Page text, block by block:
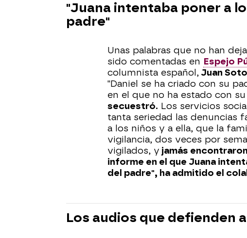
"Juana intentaba poner a
padre"
Unas palabras que no han
sido comentadas en Espejo
columnista español,Juan Soto
"Daniel se ha criado con su
en el que no ha estado con
secuestró. Los servicios
tanta seriedad las denuncias
a los niños y a ella, que la
vigilancia, dos veces por
vigilados, y jamás
informe en el que Juana
del padre", ha admitido el
Los audios que defienden